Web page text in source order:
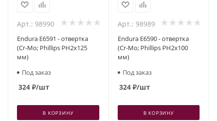
Арт.: 98990
Endura E6591 - отвертка
(Cr-Mo; Phillips PH2x125
мм)
Под заказ
324 ₽/шт
В КОРЗИНУ
Арт.: 98989
Endura E6590 - отвертка
(Cr-Mo; Phillips PH2x100
мм)
Под заказ
324₽/шт
В КОРЗИНУ